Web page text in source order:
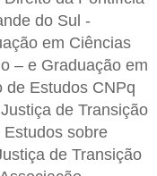
do Sul -
em Ciências
– e Graduação em
de Estudos CNPq
de Transição
sobre
de Transição